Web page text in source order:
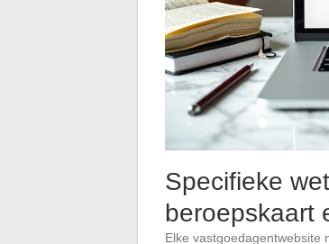
Specifieke
beroepskaart
Elke vastgoedagentwebsite